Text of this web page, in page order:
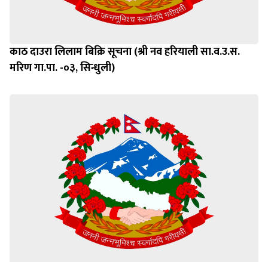
काठ दाउरा लिलाम बिक्रि सूचना (श्री नव हरियाली सा.व.उ.स.
मरिण गा.पा. -०३, सिन्धुली)